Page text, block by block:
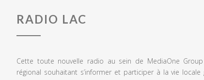
RADIO LAC
Cette toute nouvelle radio au sein de MediaOne
régional souhaitant s’informer et participer à la vie